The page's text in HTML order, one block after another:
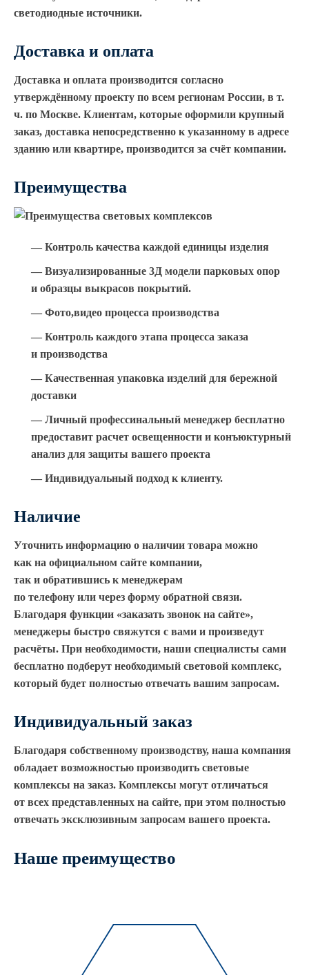
светодиодные источники.
Доставка и оплата
Доставка и оплата производится согласно
утверждённому проекту по всем регионам России, в т.
ч. по Москве. Клиентам, которые оформили крупный
заказ, доставка непосредственно к указанному в адресе
зданию или квартире, производится за счёт компании.
Преимущества
— Контроль качества каждой единицы изделия
— Визуализированные 3Д модели парковых опор
и образцы выкрасов покрытий.
— Фото,видео процесса производства
— Контроль каждого этапа процесса заказа
и производства
— Качественная упаковка изделий для бережной
доставки
— Личный профессинальный менеджер бесплатно
предоставит расчет освещенности и конъюктурный
анализ для защиты вашего проекта
— Индивидуальный подход к клиенту.
Наличие
Уточнить информацию о наличии товара можно
как на официальном сайте компании,
так и обратившись к менеджерам
по телефону или через форму обратной связи.
Благодаря функции «заказать звонок на сайте»,
менеджеры быстро свяжутся с вами и произведут
расчёты. При необходимости, наши специалисты сами
бесплатно подберут необходимый световой комплекс,
который будет полностью отвечать вашим запросам.
Индивидуальный заказ
Благодаря собственному производству, наша компания
обладает возможностью производить световые
комплексы на заказ. Комплексы могут отличаться
от всех представленных на сайте, при этом полностью
отвечать эксклюзивным запросам вашего проекта.
Наше преимущество